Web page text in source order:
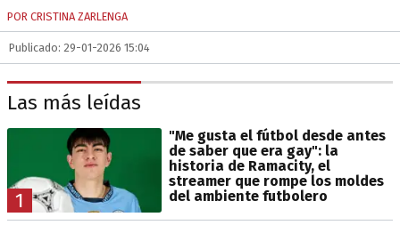
POR CRISTINA ZARLENGA
Publicado: 29-01-2026 15:04
Las más leídas
1
"Me gusta el fútbol desde antes
de saber que era gay": la
historia de Ramacity, el
streamer que rompe los moldes
del ambiente futbolero